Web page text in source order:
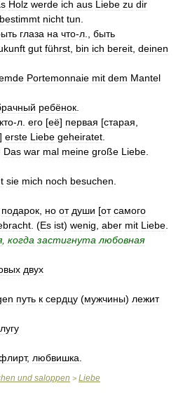
Holz werde ich aus Liebe zu dir
bestimmt nicht tun
глаза на что-л
быть
gut führst bin ich bereit deinen
Portemonnaie mit dem Mantel
ребёнок
кто-л его [её] первая [старая
] erste Liebe geheiratet
Das war mal meine große Liebe
sie mich noch besuchen
подарок но от души [от самого
. (Es ist) wenig aber mit Liebe
, когда застигнута любовная
двух
путь к сердцу (мужчины) лежит
, любвишка
und saloppen > Liebe